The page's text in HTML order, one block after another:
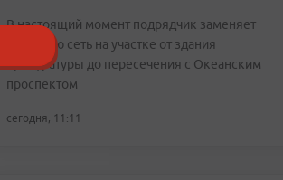
В настоящий момент подрядчик заменяет
тепловую сеть на участке от здания
прокуратуры до пересечения с Океанским
проспектом
сегодня, 11:11